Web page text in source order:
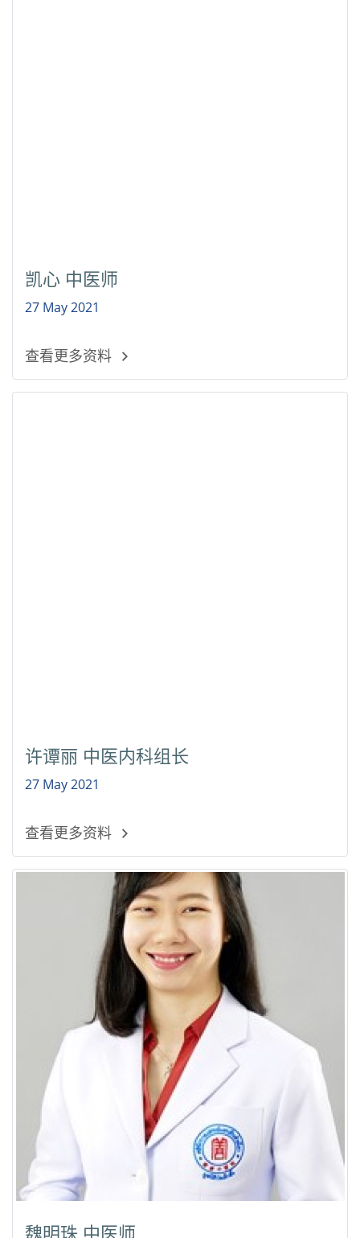
凯心 中医师
27 May 2021
查看更多资料
许谭丽 中医内科组长
27 May 2021
查看更多资料
魏明珠 中医师